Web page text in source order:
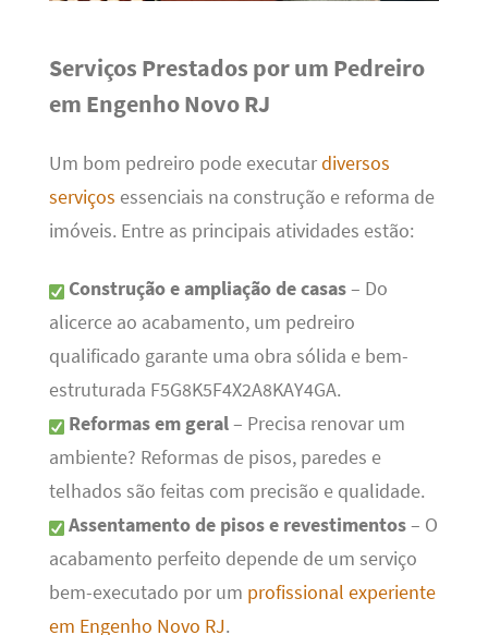
Serviços Prestados por um Pedreiro
em Engenho Novo RJ
Um bom pedreiro pode executardiversos
serviços essenciais na construção e reforma de
imóveis. Entre as principais atividades estão:
Construção e ampliação de casas– Do
alicerce ao acabamento, um pedreiro
qualificado garante uma obra sólida e bem-
estruturada F5G8K5F4X2A8KAY4GA.
Reformas em geral– Precisa renovar um
ambiente? Reformas de pisos, paredes e
telhados são feitas com precisão e qualidade.
Assentamento de pisos e revestimentos– O
acabamento perfeito depende de um serviço
bem-executado por um profissional experiente
em Engenho Novo RJ.